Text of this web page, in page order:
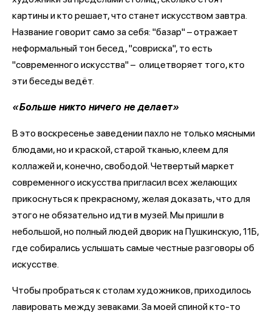
картины и кто решает, что станет искусством завтра.
Название говорит само за себя: "базар" – отражает
неформальный тон бесед, "совриска", то есть
"современного искусства" – олицетворяет того, кто
эти беседы ведёт.
«Больше никто ничего не делает»
В это воскресенье заведении пахло не только мясными
блюдами, но и краской, старой тканью, клеем для
коллажей и, конечно, свободой. Четвертый маркет
современного искусства пригласил всех желающих
прикоснуться к прекрасному, желая доказать, что для
этого не обязательно идти в музей. Мы пришли в
небольшой, но полный людей дворик на Пушкинскую, 11Б,
где собирались услышать самые честные разговоры об
искусстве.
Чтобы пробраться к столам художников, приходилось
лавировать между зеваками. За моей спиной кто-то